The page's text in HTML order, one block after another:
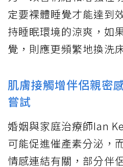
定要裸體睡覺才能達到
持睡眠環境的涼爽，如
覺，則應更頻繁地換洗
肌膚接觸增伴侶親密
嘗試
婚姻與家庭治療師Ian
可能促進催產素分泌，
情感連結有關，部分伴